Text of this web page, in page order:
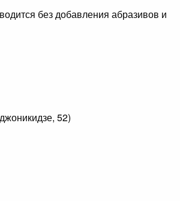
без добавления абразивов и
52)